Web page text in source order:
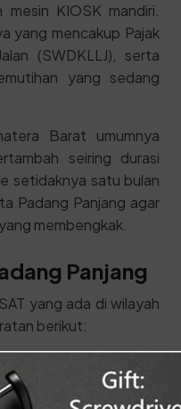
KIOSK mandiri.
yang mencakup Pajak
(SWDKLLJ), serta
yang sedang
Barat umumnya
seiring durasi
setidaknya satu bulan
Padang Panjang agar
membengkak.
Panjang
yang ada di wilayah
berikut: